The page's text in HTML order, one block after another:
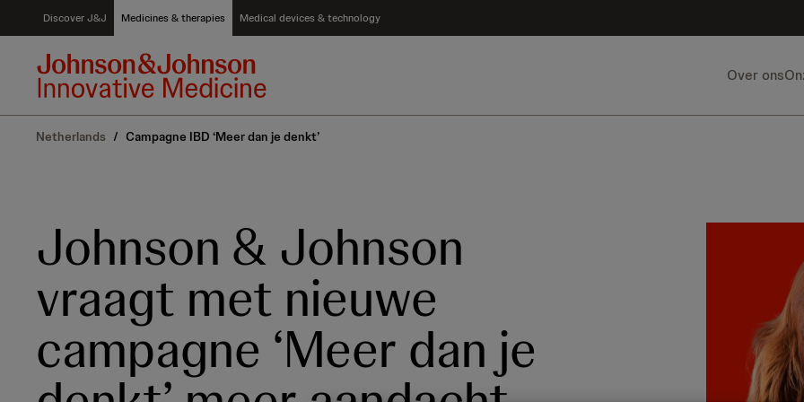
c
Discover J&J Medicines & therapies Medical devices & technology
Over ons
Netherlands / Campagne IBD ‘Meer dan je denkt’
Johnson & Johnson
vraagt met nieuwe
campagne ‘Meer dan je